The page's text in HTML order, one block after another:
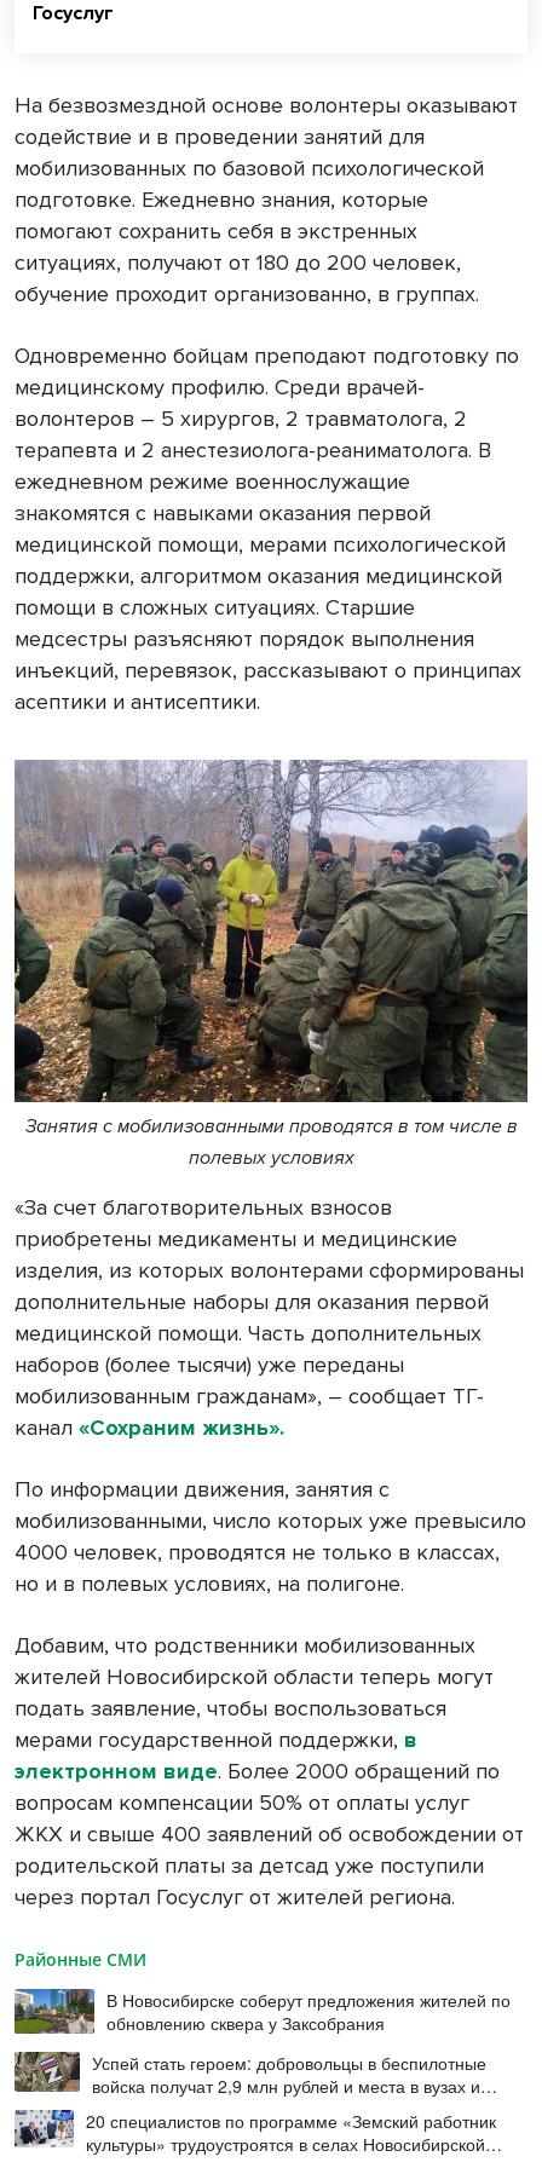
Госуслуг
На безвозмездной основе волонтеры оказывают
содействие и в проведении занятий для
мобилизованных по базовой психологической
подготовке. Ежедневно знания, которые
помогают сохранить себя в экстренных
ситуациях, получают от 180 до 200 человек,
обучение проходит организованно, в группах.
Одновременно бойцам преподают подготовку по
медицинскому профилю. Среди врачей-
волонтеров – 5 хирургов, 2 травматолога, 2
терапевта и 2 анестезиолога-реаниматолога. В
ежедневном режиме военнослужащие
знакомятся с навыками оказания первой
медицинской помощи, мерами психологической
поддержки, алгоритмом оказания медицинской
помощи в сложных ситуациях. Старшие
медсестры разъясняют порядок выполнения
инъекций, перевязок, рассказывают о принципах
асептики и антисептики.
Занятия с мобилизованными проводятся в том числе в
полевых условиях
«За счет благотворительных взносов
приобретены медикаменты и медицинские
изделия, из которых волонтерами сформированы
дополнительные наборы для оказания первой
медицинской помощи. Часть дополнительных
наборов (более тысячи) уже переданы
мобилизованным гражданам», – сообщает ТГ-
канал «Сохраним жизнь».
По информации движения, занятия с
мобилизованными, число которых уже превысило
4000 человек, проводятся не только в классах,
но и в полевых условиях, на полигоне.
Добавим, что родственники мобилизованных
жителей Новосибирской области теперь могут
подать заявление, чтобы воспользоваться
мерами государственной поддержки, в
электронном виде. Более 2000 обращений по
вопросам компенсации 50% от оплаты услуг
ЖКХ и свыше 400 заявлений об освобождении от
родительской платы за детсад уже поступили
через портал Госуслуг от жителей региона.
Районные СМИ
В Новосибирске соберут предложения жителей по
обновлению сквера у Заксобрания
Успей стать героем: добровольцы в беспилотные
войска получат 2,9 млн рублей и места в вузах и
20 специалистов по программе «Земский работник
культуры» трудоустроятся в селах Новосибирской